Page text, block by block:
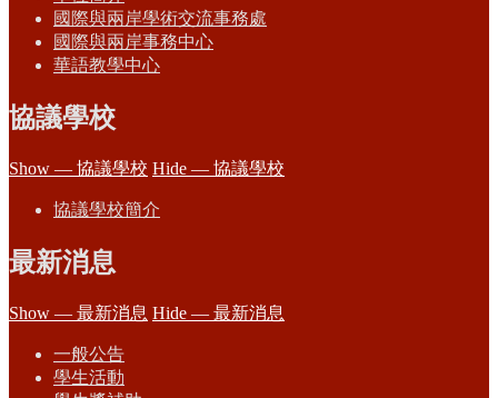
國際與兩岸學術交流事務處
國際與兩岸事務中心
華語教學中心
協議學校
Show — 協議學校 Hide — 協議學校
協議學校簡介
最新消息
Show — 最新消息 Hide — 最新消息
一般公告
學生活動